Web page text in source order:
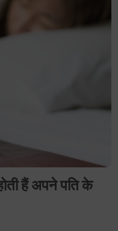
हैं अपने पति के